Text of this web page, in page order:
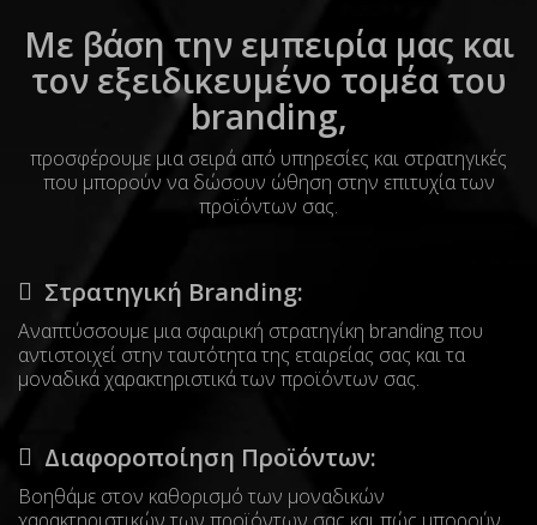
Με βάση την εμπειρία μας και
τον εξειδικευμένο τομέα του
branding,
προσφέρουμε μια σειρά από υπηρεσίες και στρατηγικές
που μπορούν να δώσουν ώθηση στην επιτυχία των
προϊόντων σας.
Στρατηγική Branding:
Αναπτύσσουμε μια σφαιρική στρατηγίκη branding που
αντιστοιχεί στην ταυτότητα της εταιρείας σας και τα
μοναδικά χαρακτηριστικά των προϊόντων σας.
Διαφοροποίηση Προϊόντων:
Βοηθάμε στον καθορισμό των μοναδικών